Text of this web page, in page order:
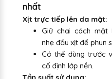
nhất
Xịt trực tiếp lên da mặt:
Giữ chai cách mặt
nhẹ đầu xịt để phun
Có thể dùng trước
cố định lớp nền.